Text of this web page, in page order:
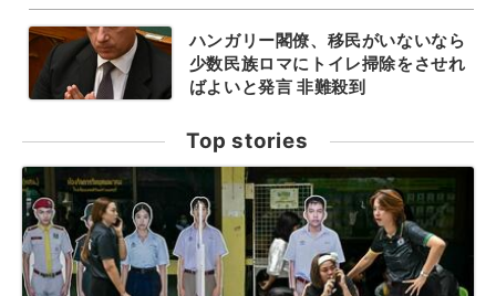
ハンガリー閣僚、移民がいないなら
少数民族ロマにトイレ掃除をさせれ
ばよいと発言 非難殺到
Top stories